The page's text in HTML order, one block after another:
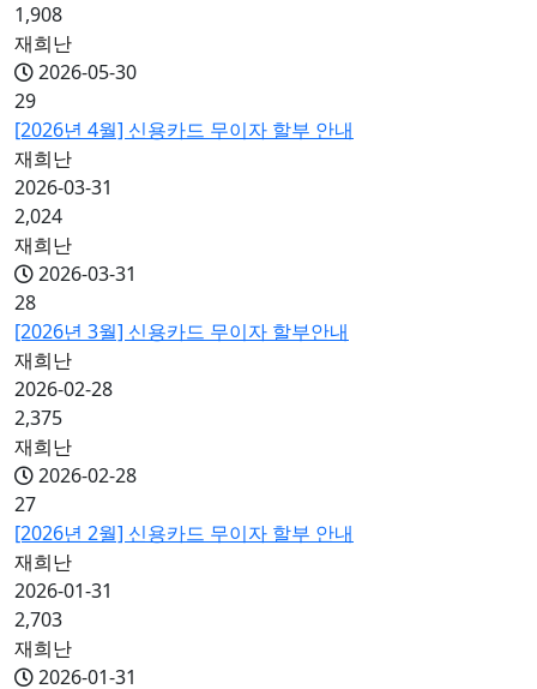
1,908
재희난
2026-05-30
29
[2026년 4월] 신용카드 무이자 할부 안내
재희난
2026-03-31
2,024
재희난
2026-03-31
28
[2026년 3월] 신용카드 무이자 할부안내
재희난
2026-02-28
2,375
재희난
2026-02-28
27
[2026년 2월] 신용카드 무이자 할부 안내
재희난
2026-01-31
2,703
재희난
2026-01-31